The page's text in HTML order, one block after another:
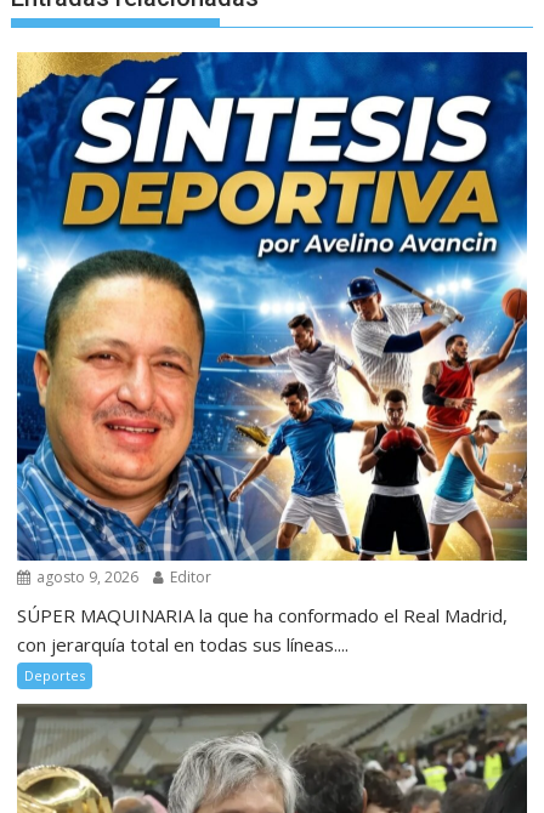
agosto 9, 2026 Editor
SÚPER MAQUINARIA la que ha conformado el Real Madrid,
con jerarquía total en todas sus líneas....
Deportes